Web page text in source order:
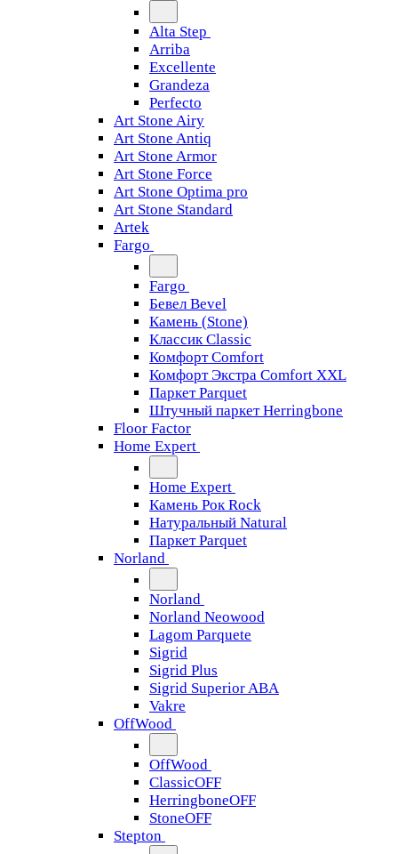
Alta Step
Arriba
Excellente
Grandeza
Perfecto
Art Stone Airy
Art Stone Antiq
Art Stone Armor
Art Stone Force
Art Stone Optima pro
Art Stone Standard
Artek
Fargo
Fargo
Бевел Bevel
Камень (Stone)
Классик Classic
Комфорт Comfort
Комфорт Экстра Comfort XXL
Паркет Parquet
Штучный паркет Herringbone
Floor Factor
Home Expert
Home Expert
Камень Рок Rock
Натуральный Natural
Паркет Parquet
Norland
Norland
Norland Neowood
Lagom Parquete
Sigrid
Sigrid Plus
Sigrid Superior ABA
Vakre
OffWood
OffWood
ClassicOFF
HerringboneOFF
StoneOFF
Stepton